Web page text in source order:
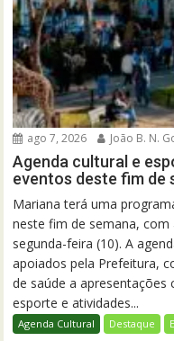
ago 7, 2026 João B. N.
Agenda cultural e
eventos deste fim de
Mariana terá uma
neste fim de semana, com
segunda-feira (10). A
apoiados pela Prefeitura,
de saúde a
esporte e atividades...
Agenda Cultural Destaque